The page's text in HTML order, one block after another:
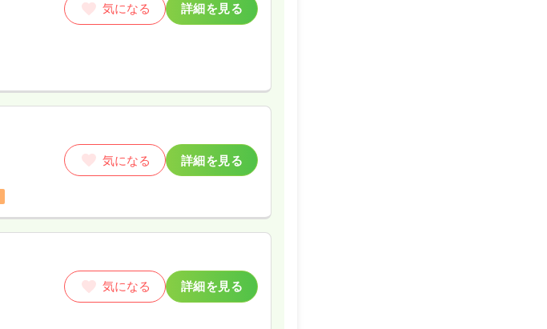
気になる 詳細を見る
気になる 詳細を見る
気になる 詳細を見る